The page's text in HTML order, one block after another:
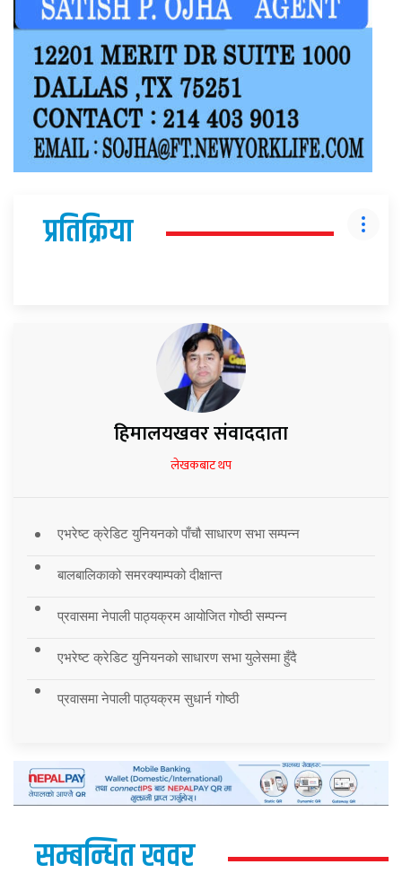
प्रतिक्रिया
हिमालयखवर संवाददाता
लेखकबाट थप
एभरेष्ट क्रेडिट युनियनको पाँचौ साधारण सभा सम्पन्न
बालबालिकाको समरक्याम्पको दीक्षान्त
प्रवासमा नेपाली पाठ्यक्रम आयोजित गोष्ठी सम्पन्न
एभरेष्ट क्रेडिट युनियनको साधारण सभा युलेसमा हुँदै
प्रवासमा नेपाली पाठ्यक्रम सुधार्न गोष्ठी
सम्बन्धित खवर